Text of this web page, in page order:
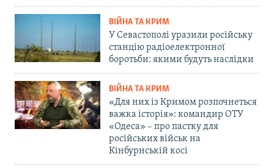
ВІЙНА ТА КРИМ
У Севастополі уразили російську
станцію радіоелектронної
боротьби: якими будуть наслідки
ВІЙНА ТА КРИМ
«Для них із Кримом розпочнеться
важка історія»: командир ОТУ
«Одеса» – про пастку для
російських військ на
Кінбурнській косі